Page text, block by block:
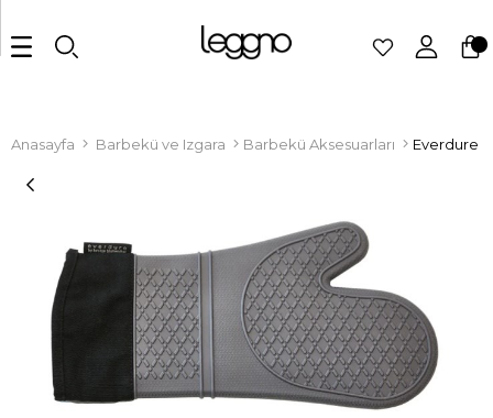
Anasayfa Barbekü ve Izgara Barbekü Aksesuarları Everdure